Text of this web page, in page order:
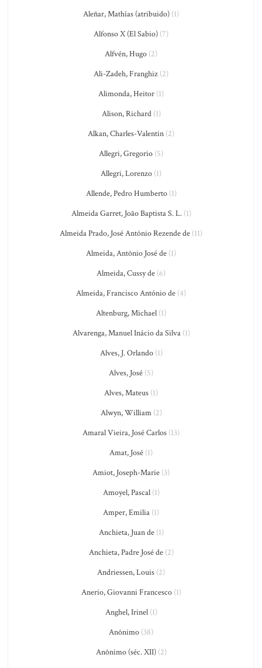
Aleñar, Mathías (atribuido) (1)
Alfonso X (El Sabio) (7)
Alfvén, Hugo (2)
Ali-Zadeh, Franghiz (2)
Alimonda, Heitor (1)
Alison, Richard(1)
Alkan, Charles-Valentin (2)
Allegri, Gregorio (5)
Allegri, Lorenzo (1)
Allende, Pedro Humberto(1)
Almeida Garret, João Baptista S. L.(1)
Almeida Prado, José Antônio Rezende de (11)
Almeida, Antônio José de (1)
Almeida, Cussy de (6)
Almeida, Francisco António de (4)
Altenburg, Michael (1)
Alvarenga, Manuel Inácio da Silva(1)
Alves, J. Orlando(1)
Alves, José (5)
Alves, Mateus (1)
Alwyn, William(2)
Amaral Vieira, José Carlos (13)
Amat, José (1)
Amiot, Joseph-Marie (3)
Amoyel, Pascal(1)
Amper, Emilia (1)
Anchieta, Juan de(1)
Anchieta, Padre José de(2)
Andriessen, Louis (2)
Anerio, Giovanni Francesco(1)
Anghel, Irinel(1)
Anônimo (38)
Anônimo (séc. XII)(2)